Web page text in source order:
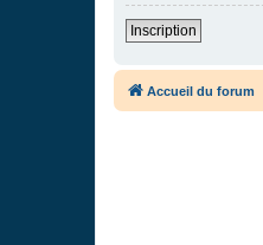
Inscription
Accueil du forum